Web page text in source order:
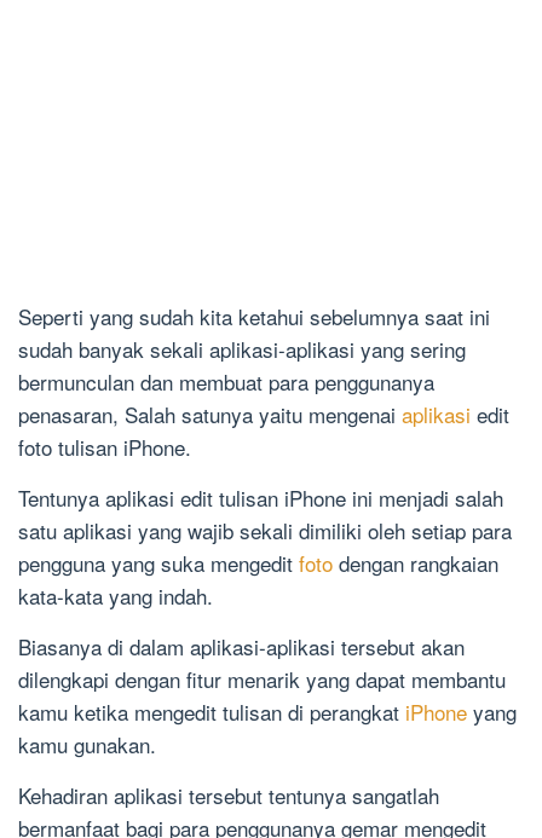
Seperti yang sudah kita ketahui sebelumnya saat ini
sudah banyak sekali aplikasi-aplikasi yang sering
bermunculan dan membuat para penggunanya
penasaran, Salah satunya yaitu mengenai aplikasi edit
foto tulisan iPhone.
Tentunya aplikasi edit tulisan iPhone ini menjadi salah
satu aplikasi yang wajib sekali dimiliki oleh setiap para
pengguna yang suka mengedit foto dengan rangkaian
kata-kata yang indah.
Biasanya di dalam aplikasi-aplikasi tersebut akan
dilengkapi dengan fitur menarik yang dapat membantu
kamu ketika mengedit tulisan di perangkat iPhone yang
kamu gunakan.
Kehadiran aplikasi tersebut tentunya sangatlah
bermanfaat bagi para penggunanya gemar mengedit